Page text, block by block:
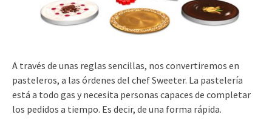
A través de unas reglas sencillas, nos convertiremos en
pasteleros, a las órdenes del chef Sweeter. La pastelería
está a todo gas y necesita personas capaces de completar
los pedidos a tiempo. Es decir, de una forma rápida.